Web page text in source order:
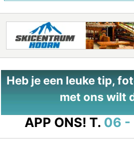
Heb je een leuke tip,
met ons wilt
APP ONS! T. 06 -